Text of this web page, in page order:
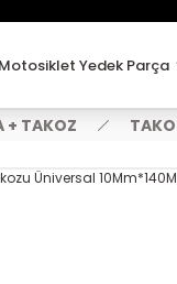
2000
Motosiklet Yedek Parça
+ TAKOZ